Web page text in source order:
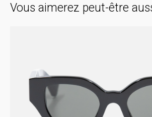
Vous aimerez peut-être